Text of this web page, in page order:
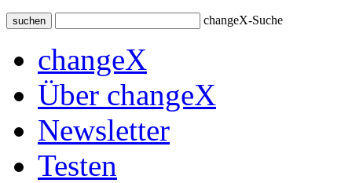
suchen changeX-Suche
changeX
Über changeX
Newsletter
Testen